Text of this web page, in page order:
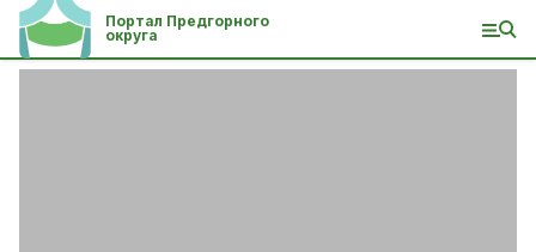
Портал Предгорного
округа